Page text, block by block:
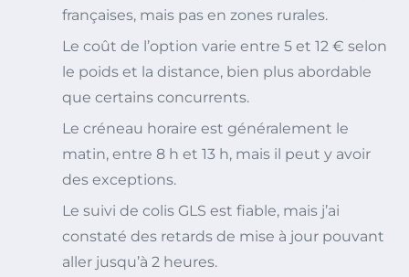
françaises, mais pas en zones rurales.
Le coût de l’option varie entre 5 et 12 € selon
le poids et la distance, bien plus abordable
que certains concurrents.
Le créneau horaire est généralement le
matin, entre 8 h et 13 h, mais il peut y avoir
des exceptions.
Le suivi de colis GLS est fiable, mais j’ai
constaté des retards de mise à jour pouvant
aller jusqu’à 2 heures.